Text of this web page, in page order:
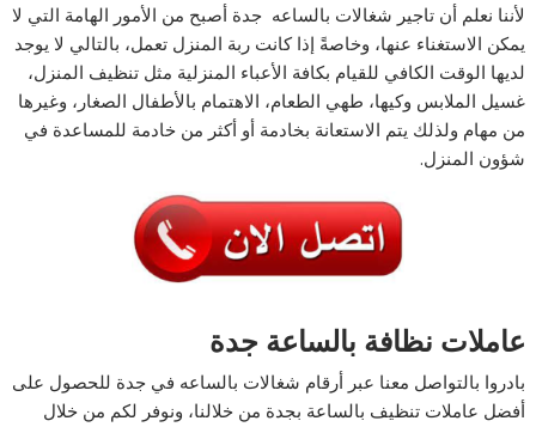
لأننا نعلم أن تاجير شغالات بالساعه جدة أصبح من الأمور الهامة التي لا
يمكن الاستغناء عنها، وخاصةً إذا كانت ربة المنزل تعمل، بالتالي لا يوجد
لديها الوقت الكافي للقيام بكافة الأعباء المنزلية مثل تنظيف المنزل،
غسيل الملابس وكيها، طهي الطعام، الاهتمام بالأطفال الصغار، وغيرها
من مهام ولذلك يتم الاستعانة بخادمة أو أكثر من خادمة للمساعدة في
شؤون المنزل.
عاملات نظافة بالساعة جدة
بادروا بالتواصل معنا عبر أرقام شغالات بالساعه في جدة للحصول على
أفضل عاملات تنظيف بالساعة بجدة من خلالنا، ونوفر لكم من خلال